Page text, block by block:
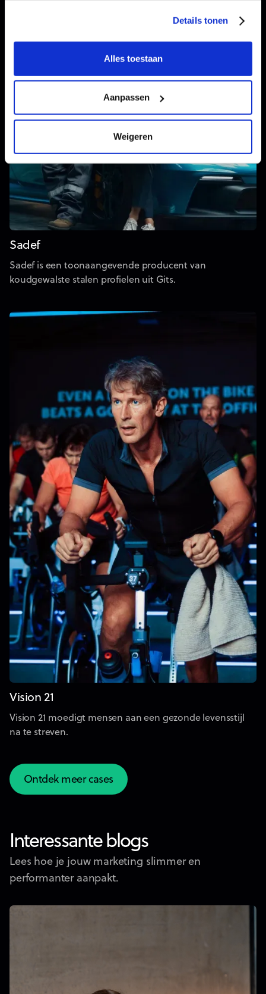
Details tonen
Alles toestaan
Aanpassen
Weigeren
Sadef
Sadef is een toonaangevende producent van
koudgewalste stalen profielen uit Gits.
Vision 21
Vision 21 moedigt mensen aan een gezonde levensstijl
na te streven.
Ontdek meer cases
Ontdek meer cases
Interessante blogs
Lees hoe je jouw marketing slimmer en
performanter aanpakt.